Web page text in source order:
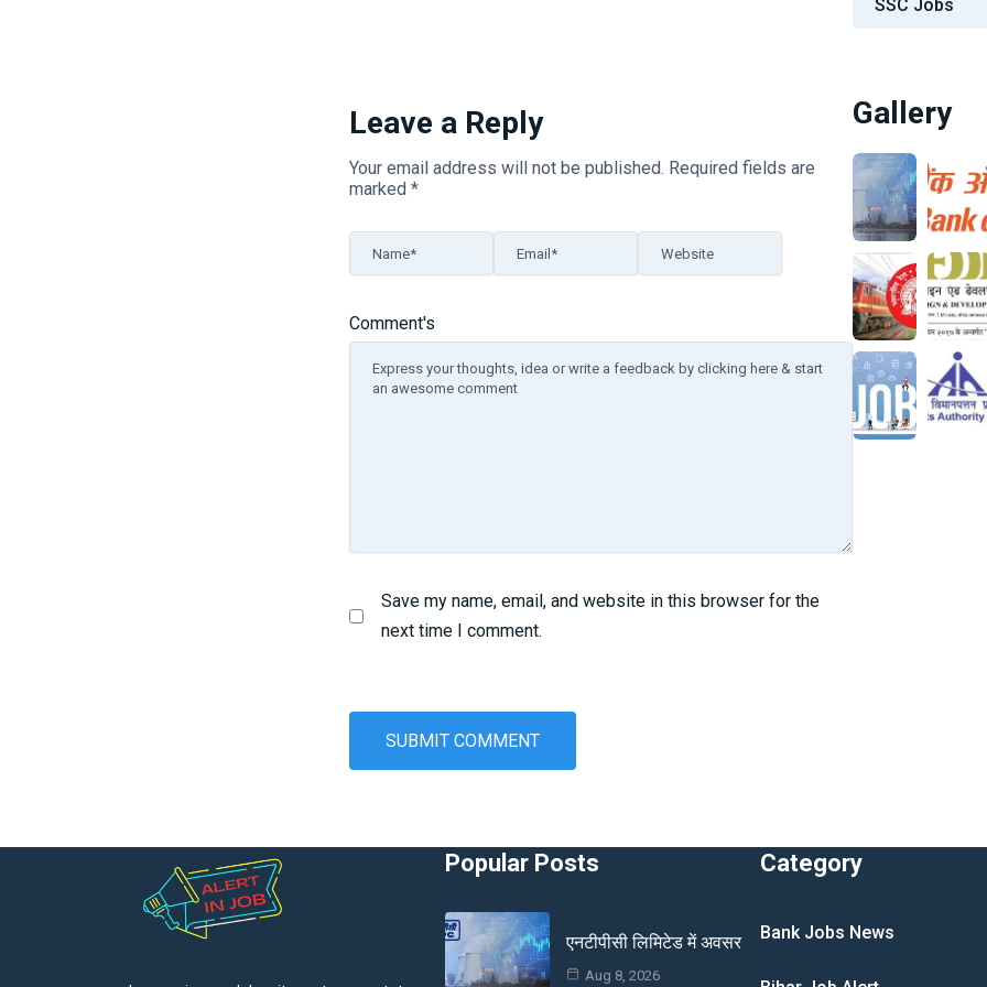
Leave a Reply
Your email address will not be published. Required fields are
marked *
Comment's
Name* Email* Website
Save my name, email, and website in this browser for the
next time I comment.
SSC Jobs
Gallery
Popular Posts
एनटीपीसी लिमिटेड में अवसर
Aug 8, 2026
Category
Bank Jobs News